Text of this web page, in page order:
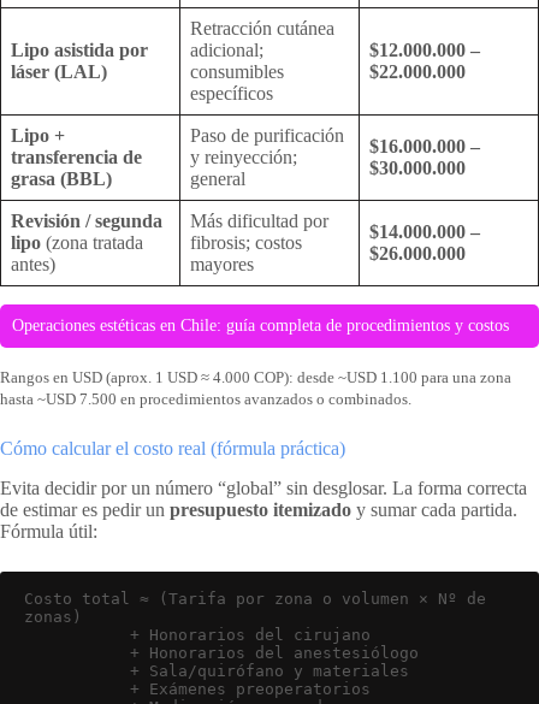
Lipo asistida por
láser (LAL)
Retracción cutánea
adicional;
consumibles
específicos
$12.000.000 –
$22.000.000
Lipo +
transferencia de
grasa (BBL)
Paso de purificación
y reinyección;
general
$16.000.000 –
$30.000.000
Revisión / segunda
lipo (zona tratada
antes)
Más dificultad por
fibrosis; costos
mayores
$14.000.000 –
$26.000.000
Operaciones estéticas en Chile: guía completa de procedimientos y costos
Rangos en USD (aprox. 1 USD ≈ 4.000 COP): desde ~USD 1.100 para una zona
hasta ~USD 7.500 en procedimientos avanzados o combinados.
Cómo calcular el costo real (fórmula práctica)
Evita decidir por un número “global” sin desglosar. La forma correcta
de estimar es pedir un presupuesto itemizado y sumar cada partida.
Fórmula útil:
Costo total ≈ (Tarifa por zona o volumen × Nº de
zonas)